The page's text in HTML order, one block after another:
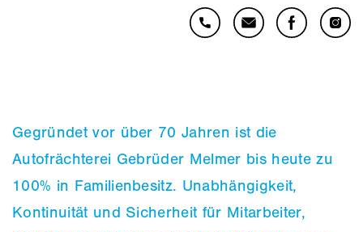
Gegründet vor über 70 Jahren ist die
Autofrächterei Gebrüder Melmer bis heute zu
100% in Familienbesitz. Unabhängigkeit,
Kontinuität und Sicherheit für Mitarbeiter,